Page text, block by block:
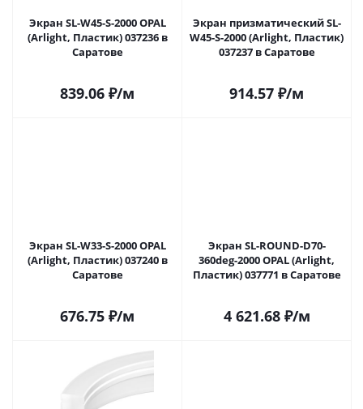
Экран SL-W45-S-2000 OPAL
(Arlight, Пластик) 037236 в
Саратове
839.06 ₽/м
Экран призматический SL-
W45-S-2000 (Arlight, Пластик)
037237 в Саратове
914.57 ₽/м
Экран SL-W33-S-2000 OPAL
(Arlight, Пластик) 037240 в
Саратове
676.75 ₽/м
Экран SL-ROUND-D70-
360deg-2000 OPAL (Arlight,
Пластик) 037771 в Саратове
4 621.68₽/м